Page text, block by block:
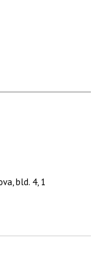
bld. 4, 1